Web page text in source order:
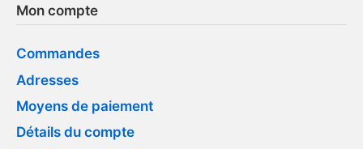
Mon compte
Commandes
Adresses
Moyens de paiement
Détails du compte